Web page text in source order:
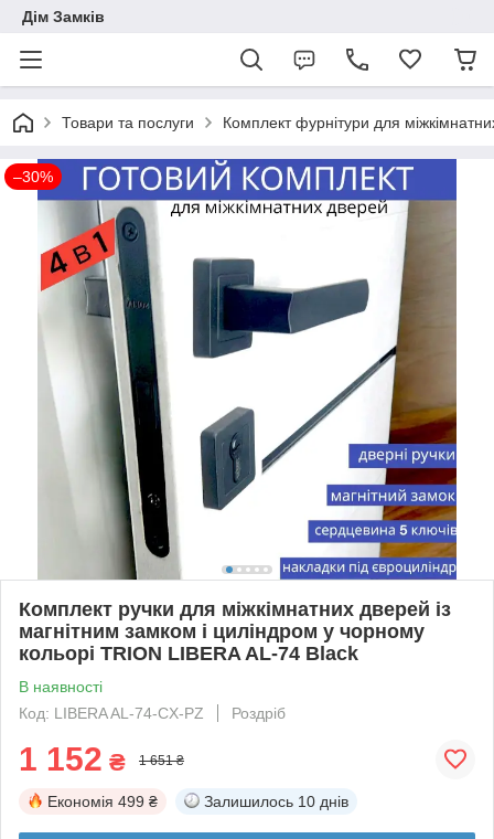
Дім Замків
Товари та послуги Комплект фурнітури для
–30%
Комплект ручки для міжкімнатних дверей із
магнітним замком і циліндром у чорному
кольорі TRION LIBERA AL-74 Black
В наявності
Код: LIBERA AL-74-CX-PZ
Роздріб
1 152 ₴ 1 651 ₴
Економія 499 ₴ Залишилось 10 днів